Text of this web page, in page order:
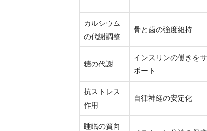
カルシウム
の代謝調整
骨と歯の強度維持
糖の代謝
インスリンの働きをサ
ポート
抗ストレス
作用
自律神経の安定化
睡眠の質向